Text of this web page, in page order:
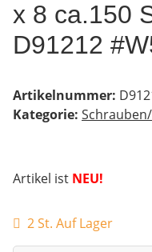
x 8 ca.150
D91212
Artikelnummer:
Kategorie:
Artikel ist NEU!
2 St. Auf Lager